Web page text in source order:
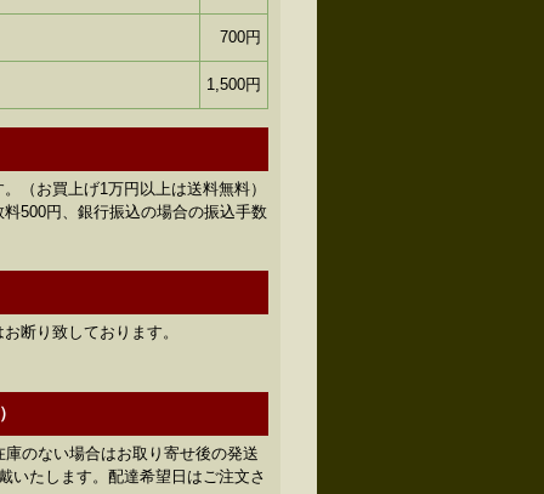
700円
1,500円
（お買上げ1万円以上は送料無料）
500円、銀行振込の場合の振込手数
断り致しております。
のない場合はお取り寄せ後の発送
いたします。配達希望日はご注文さ